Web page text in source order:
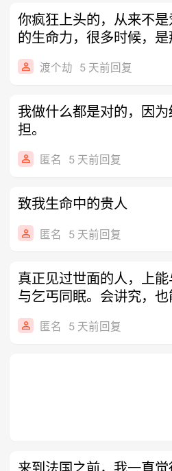
你疯狂上头的，从来不
的生命力，很多时候，
身体
渡个劫 5 天前回复
我做什么都是对的，因
担。
匿名 5 天前回复
致我生命中的贵人
匿名 5 天前回复
真正见过世面的人，上
与乞丐同眠。会讲究，
也能
匿名 5 天前回复